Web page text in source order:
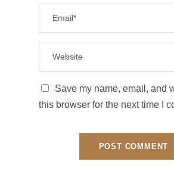
Save my name, email, and
this browser for the next time I